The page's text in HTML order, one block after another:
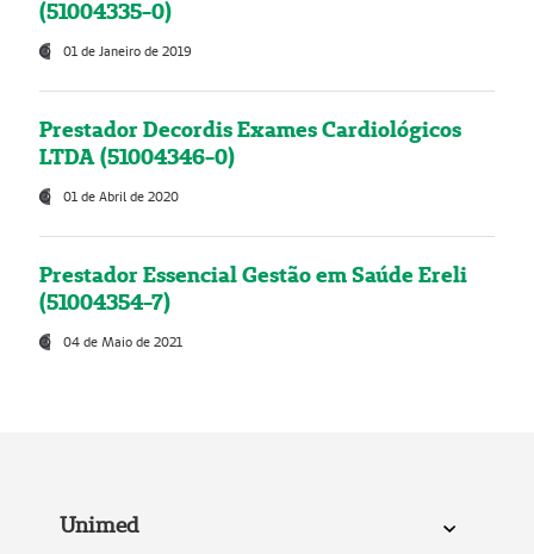
(51004335-0)
01 de Janeiro de 2019
Prestador Decordis Exames Cardiológicos
LTDA (51004346-0)
01 de Abril de 2020
Prestador Essencial Gestão em Saúde Ereli
(51004354-7)
04 de Maio de 2021
Unimed